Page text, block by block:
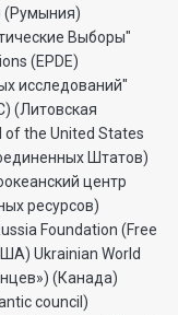
(Румыния)
Выборы"
(EPDE)
исследований"
(Литовская
of the United States
Штатов)
центр
ресурсов)
Foundation (Free
Ukrainian World
(Канада)
council)